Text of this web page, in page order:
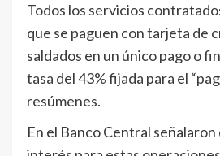
Todos los servicios
que se paguen con tarjeta de
saldados en un único pago o
tasa del 43% fijada para el
resúmenes.
En el Banco Central señalaron